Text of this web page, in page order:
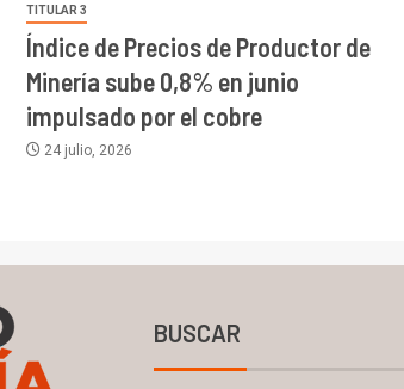
TITULAR 3
Índice de Precios de Productor de
Minería sube 0,8% en junio
impulsado por el cobre
24 julio, 2026
BUSCAR